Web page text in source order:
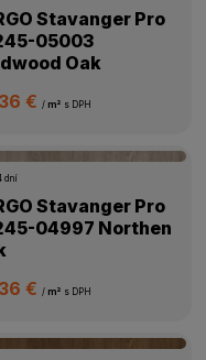
Stavanger Pro
05003
Oak
€ / m² s DPH
dní
Stavanger Pro
04997 Northen
€ / m² s DPH